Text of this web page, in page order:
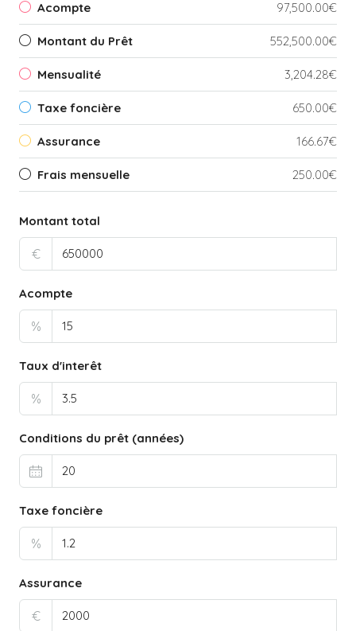
Acompte 97,500.00€
Montant du Prêt 552,500.00€
Mensualité 3,204.28€
Taxe foncière 650.00€
Assurance 166.67€
Frais mensuelle 250.00€
Montant total
€
Acompte
%
Taux d'interêt
%
Conditions du prêt (années)
Taxe foncière
%
Assurance
€